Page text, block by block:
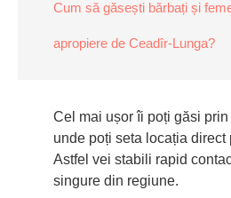
Cum să găsești bărbați și
apropiere de Ceadîr-Lunga?
Cel mai ușor îi poți găsi
unde poți seta locația direct
Astfel vei stabili rapid
singure din regiune.